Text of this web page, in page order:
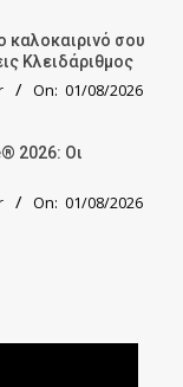
καλοκαιρινό σου
Κλειδάριθμος
On: 01/08/2026
2026: Οι
On: 01/08/2026